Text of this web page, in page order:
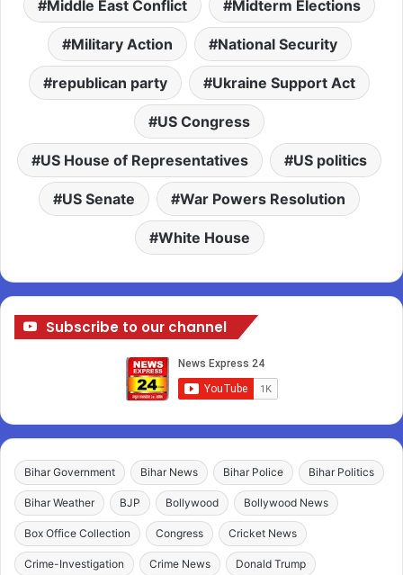
Middle East Conflict Midterm Elections
Military Action National Security
republican party Ukraine Support Act
US Congress
US House of Representatives US politics
US Senate War Powers Resolution
White House
Subscribe to our channel
Bihar Government Bihar News Bihar Police Bihar Politics
Bihar Weather BJP Bollywood Bollywood News
Box Office Collection Congress Cricket News
Crime-Investigation Crime News Donald Trump